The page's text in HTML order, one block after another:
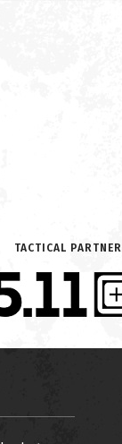
TACTICAL PARTNER